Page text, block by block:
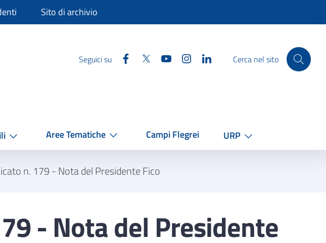
Sito di archivio
Seguici su Facebook
Twitter YouTube InstagramLinkedinCerca nel sito
Aree Tematiche Campi Flegrei URP
n. 179 - Nota del Presidente Fico
- Nota del Presidente